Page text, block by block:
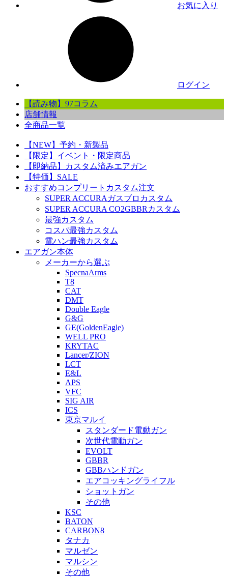
お気に入り
ログイン
【読み物】97コラム
店舗情報
全商品一覧
【NEW】予約・新製品
【限定】イベント・限定商品
【即納品】カスタム済みエアガン
【特価】SALE
おすすめコンプリートカスタム注文
SUPER ACCURAガスブロカスタム
SUPER ACCURA CO2GBBRカスタム
最強カスタム
コスパ最強カスタム
電ハン最強カスタム
エアガン本体
メーカーから選ぶ
SpecnaArms
T8
CAT
DMT
Double Eagle
G&G
GE(GoldenEagle)
WELL PRO
KRYTAC
Lancer/ZION
LCT
E&L
APS
VFC
SIG AIR
ICS
東京マルイ
スタンダード電動ガン
次世代電動ガン
EVOLT
GBBR
GBBハンドガン
エアコッキングライフル
ショットガン
その他
KSC
BATON
CARBON8
タナカ
マルゼン
マルシン
その他